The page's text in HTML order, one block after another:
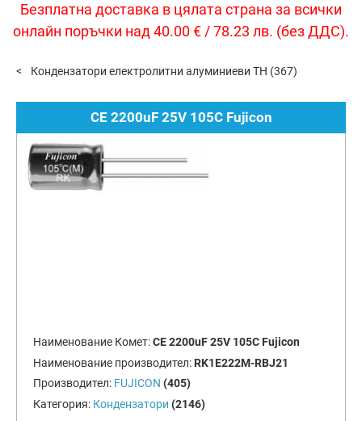
Безплатна доставка в цялата страна за всички
онлайн поръчки над 40.00 € / 78.23 лв. (без ДДС).
Кондензатори електролитни алуминиеви TH (367)
CE 2200uF 25V 105C Fujicon
Наименование Комет:CE 2200uF 25V 105C Fujicon
Наименование производител: RK1E222M-RBJ21
Производител: FUJICON (405)
Категория: Кондензатори (2146)